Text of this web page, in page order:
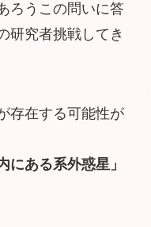
ろうこの問いに答
研究者挑戦してき
存在する可能性が
にある系外惑星」